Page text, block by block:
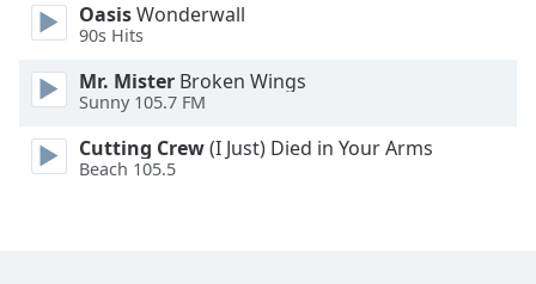
Font
Reset
Done
OasisWonderwall
90s Hits
Mr. Mister Broken Wings
Sunny 105.7 FM
Cutting Crew(I Just) Died in Your Arms
Beach 105.5